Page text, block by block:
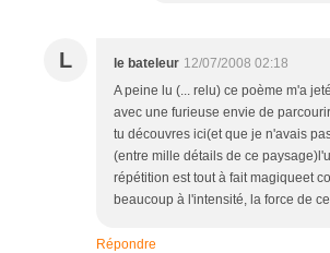
L le bateleur 12/07/2008 02:18
A peine lu (... relu) ce poème m'a
avec une furieuse envie de
tu découvres ici(et que je n'avais
(entre mille détails de ce
répétition est tout à fait magiqueet
beaucoup à l'intensité, la force de
Répondre